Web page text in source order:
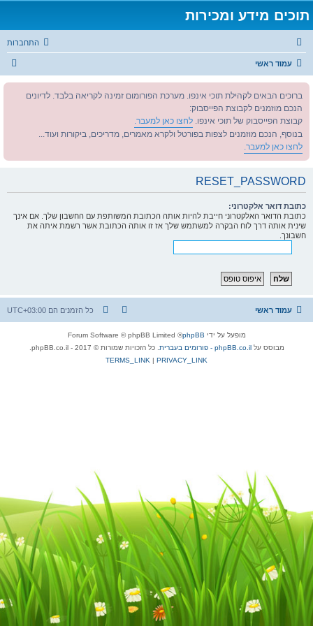
תוכים מידע ומכירות
התחברות
עמוד ראשי
ברוכים הבאים לקהילת תוכי אינפו. מערכת הפורומום זמינה לקריאה בלבד. לדיונים
הנכם מוזמנים לקבוצת הפייסבוק:
קבוצת הפייסבוק של תוכי אינפו. לחצו כאן למעבר.
בנוסף, הנכם מוזמנים לצפות בפורטל ולקרא מאמרים, מדריכים, ביקורות ועוד...
לחצו כאן למעבר.
RESET_PASSWORD
כתובת דואר אלקטרוני:
כתובת הדואר האלקטרוני חייבת להיות אותה הכתובת המשותפת עם החשבון שלך. אם אינך
שינית אותה דרך לוח הבקרה למשתמש שלך אז זו אותה הכתובת אשר רשמת איתה את
חשבונך.
עמוד ראשי כל הזמנים הם UTC+03:00
מופעל על ידי phpBB
® Forum Software © phpBB Limited
מבוסס עלphpBB.co.il - פורומים בעברית
. כל הזכויות שמורות © 2017 - phpBB.co.il.
PRIVACY_LINK
|
TERMS_LINK